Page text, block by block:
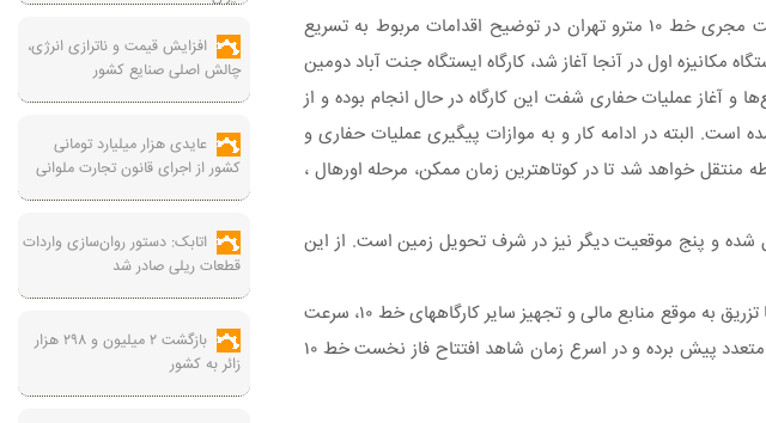
به نقل از روابط عمومی و امور بین‌الملل شرکت راه آهن شهری تهران و حومه (مترو)، حسین نصر آزادانی سرپرست مجری خط ۱۰ مترو تهران در توضیح اقدامات مربوط به تسریع
اول در آنجا آغاز شد، کارگاه ایستگاه جنت آباد دومین
آغاز عملیات حفاری شفت این کارگاه در حال انجام بوده و از
البته در ادامه کار و به موازات پیگیری عملیات حفاری و
سایر قطعات دومین دستگاه حفار مکانیزه خط ۱۰ به محل کارگاه مربوطه منتقل خواهد شد تا در کوتاهترین زمان ممکن، مرحله اورهال ،
مربوط به ۱۷ موقعیت تجهیز کارگاه در مسیر طرح خط ۱۰ به پیمانکار تحویل شده و پنج موقعیت دیگر نیز در شرف تحویل زمین است. از این
براساس گزارش روابط عمومی و امور بین‌الملل شرکت راه آهن شهری تهران و حومه (مترو)، وی ابراز امیدواری کرد با تزریق به موقع منابع مالی و تجهیز سایر کارگاههای خط ۱۰، سرعت
عملیات اجرایی کل پروژه افزایش یابد و عملیات حفاری و ساخت تونل این خط ۴۵ کیلومتری را از جبهه های کاری متعدد پیش برده و در اسرع زمان شاهد افتتاح فاز نخست خط ۱۰
افزایش قیمت و ناترازی انرژی،
چالش اصلی صنایع کشور
عایدی هزار میلیارد تومانی
کشور از اجرای قانون تجارت ملوانی
اتابک: دستور روان‌سازی واردات
قطعات ریلی صادر شد
بازگشت ۲ میلیون و ۲۹۸ هزار
زائر به کشور